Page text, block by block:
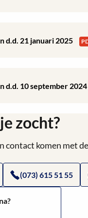
d.d. 21 januari 2025
d.d. 10 september 2024
zocht?
komen met
(073) 615 51 55